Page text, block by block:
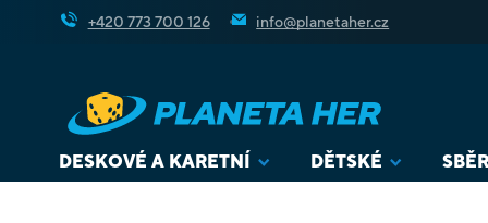
+420 773 700 126 info@planetaher.cz
DESKOVÉ A KARETNÍ DĚTSKÉ